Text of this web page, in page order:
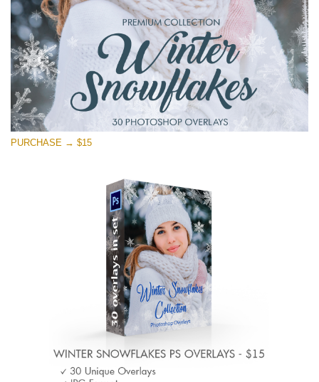
PURCHASE → $15